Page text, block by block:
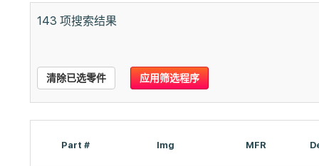
143 项搜索结果
清除已选零件 应用筛选程序
Part # Img MFR